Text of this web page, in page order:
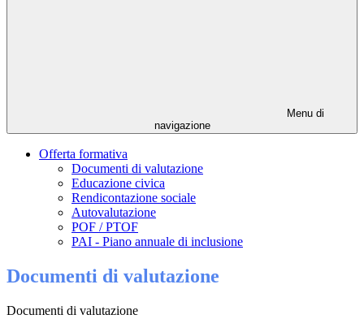
Menu di
navigazione
Offerta formativa
Documenti di valutazione
Educazione civica
Rendicontazione sociale
Autovalutazione
POF / PTOF
PAI - Piano annuale di inclusione
Documenti di valutazione
Documenti di valutazione